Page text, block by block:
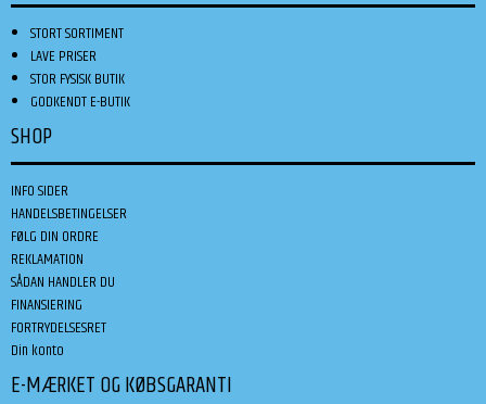
STORT SORTIMENT
LAVE PRISER
STOR FYSISK BUTIK
GODKENDT E-BUTIK
SHOP
INFO SIDER
HANDELSBETINGELSER
FØLG DIN ORDRE
REKLAMATION
SÅDAN HANDLER DU
FINANSIERING
FORTRYDELSESRET
Din konto
E-MÆRKET OG KØBSGARANTI